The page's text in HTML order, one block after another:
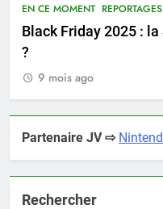
EN CE MOMENT
Black Friday 2025 :
?
9 mois ago
Partenaire JV ⇨
Rechercher